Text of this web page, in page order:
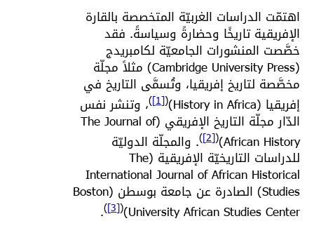
اهتمّت الدراسات الغربيّة المتخصصة بالقارة
الإفريقية تاريخًا وحضارةً وسياسةً. فقد
خصَّصت المنشورات الجامعيّة لكامبريدج
(Cambridge University Press) مثلاً مجلّة
مخصَّصة لتاريخ إفريقيا، وتُسمَّى التاريخ في
إفريقيا (History in Africa)
(
[1]
)، وتنشر نفس
الدّار مجلّة التاريخ الإفريقي (The Journal of
African History)
(
[2]
). والمجلّة الدوليّة
للدراسات التاريخيّة الإفريقية (The
International Journal of African Historical
Studies) الصادرة عن جامعة بوسطن (Boston
University African Studies Center)
(
[3]
)
.